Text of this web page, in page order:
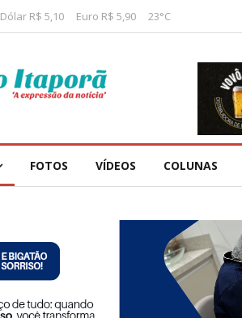
Dólar R$ 5,10 Euro R$ 5,90 23°C
FOTOS VÍDEOS COLUNAS